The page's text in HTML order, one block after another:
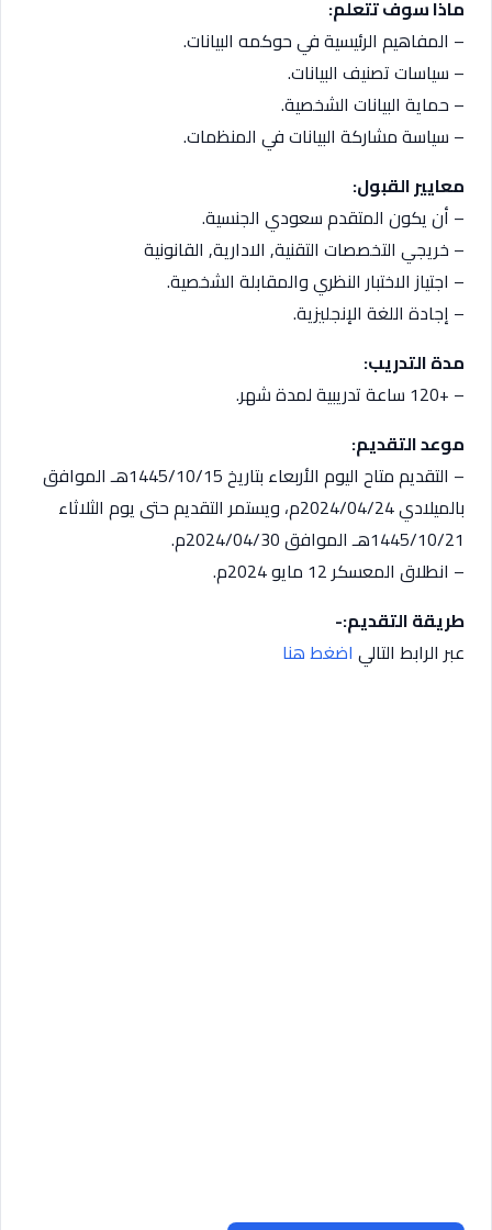
ماذا سوف تتعلم:
– المفاهيم الرئيسية في حوكمه البيانات.
– سياسات تصنيف البيانات.
– حماية البيانات الشخصية.
– سياسة مشاركة البيانات في المنظمات.
معايير القبول:
– أن يكون المتقدم سعودي الجنسية.
– خريجي التخصصات التقنية, الادارية, القانونية
– اجتياز الاختبار النظري والمقابلة الشخصية.
– إجادة اللغة الإنجليزية.
مدة التدريب:
– +120 ساعة تدريبية لمدة شهر.
موعد التقديم:
– التقديم متاح اليوم الأربعاء بتاريخ 1445/10/15هـ الموافق
بالميلادي 2024/04/24م، ويستمر التقديم حتى يوم الثلاثاء
1445/10/21هـ الموافق 2024/04/30م.
– انطلاق المعسكر 12 مايو 2024م.
طريقة التقديم:-
عبر الرابط التالي اضغط هنا